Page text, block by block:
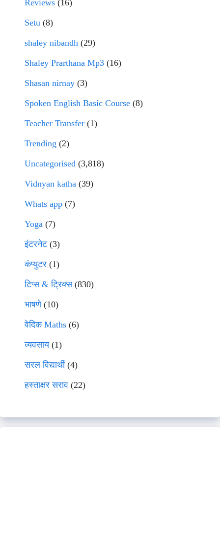
Reviews (16)
Setu (8)
shaley nibandh (29)
Shaley Prarthana Mp3 (16)
Shasan nirnay (3)
Spoken English Basic Course (8)
Teacher Transfer (1)
Trending (2)
Uncategorised (3,818)
Vidnyan katha (39)
Whats app (7)
Yoga (7)
इंटरनेट(3)
कंप्युटर (1)
टिप्स & ट्रिक्स(830)
भाषणे(10)
वेदिक Maths (6)
व्यवसाय(1)
सरल विद्यार्थी(4)
हस्ताक्षर सराव (22)